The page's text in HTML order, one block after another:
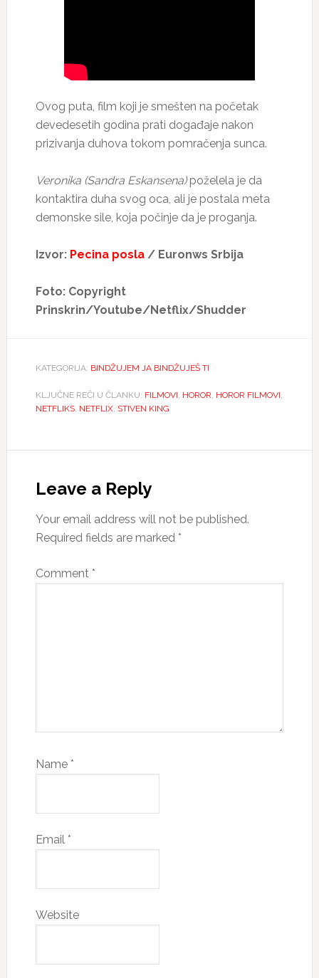
Ovog puta, film koji je smešten na početak
devedesetih godina prati događaje nakon
prizivanja duhova tokom pomračenja sunca.
Veronika (Sandra Eskansena)poželela je da
kontaktira duha svog oca, ali je postala meta
demonske sile, koja počinje da je proganja.
Izvor: Pecina posla/ Euronws Srbija
Foto: Copyright
Prinskrin/Youtube/Netflix/Shudder
KATEGORIJA: BINDŽUJEM JA BINDŽUJEŠ TI
KLJUČNE REČI U ČLANKU: FILMOVI, HOROR, HOROR FILMOVI,
NETFLIKS, NETFLIX, STIVEN KING
Interactions
Leave a Reply
Your email address will not be published.
Required fields are marked *
Comment *
Name *
Email *
Website